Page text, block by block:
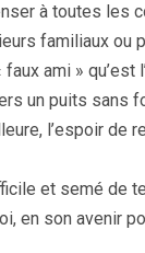
à toutes les
familiaux ou
ami » qu’est
un puits sans
l’espoir de
et semé de
en son avenir